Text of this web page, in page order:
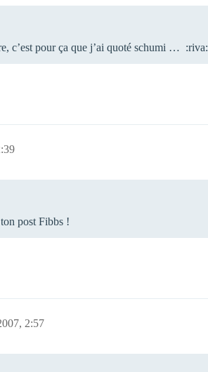
c’est pour ça que j’ai quoté schumi … :riva:
post Fibbs !
2:57